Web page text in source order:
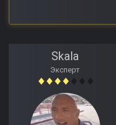
Skala
Эксперт